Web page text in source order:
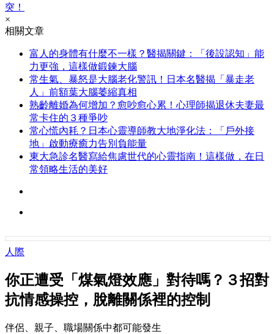
突！
×
相關文章
富人的身體有什麼不一樣？醫揭關鍵：「後設認知」能
力更強，這樣做鍛鍊大腦
常生氣、暴怒是大腦老化警訊！日本名醫揭「暴走老
人」前額葉大腦萎縮真相
熟齡離婚為何增加？愈吵愈心累！心理師揭退休夫妻最
常卡住的３種爭吵
常心慌內耗？日本心靈導師教大地淨化法：「戶外接
地」啟動療癒力告別負能量
東大急診名醫寫給焦慮世代的心靈指南！這樣做，在日
常領略生活的美好
人際
你正遭受「煤氣燈效應」對待嗎？３招對
抗情感操控，脫離關係裡的控制
伴侶、親子、職場關係中都可能發生